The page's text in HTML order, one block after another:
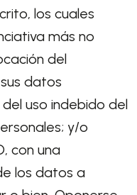
los cuales
más no
del
datos
uso indebido del
y/o
con una
los datos a